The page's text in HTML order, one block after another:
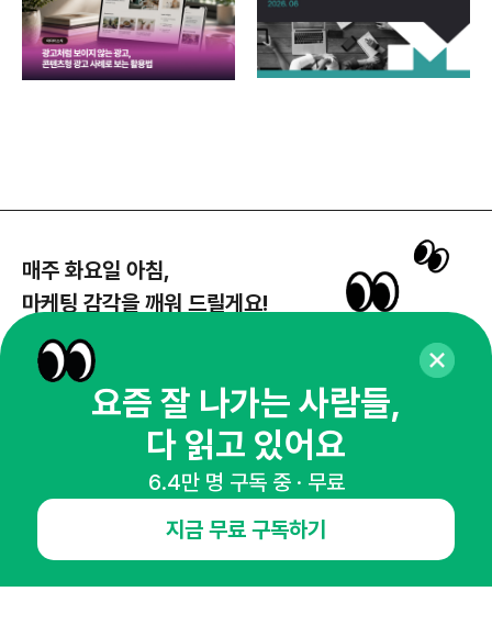
매주 화요일 아침,
마케팅 감각을 깨워 드릴게요!
뉴스레터 구독하기
오픈애즈란
요즘 잘 나가는 사람들,
다 읽고 있어요
6.4만 명 구독 중 · 무료
지금 무료 구독하기